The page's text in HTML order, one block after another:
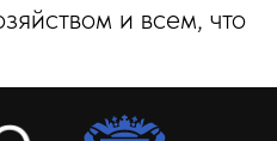
и всем, что